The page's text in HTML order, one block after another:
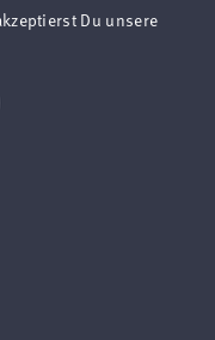
Du unsere